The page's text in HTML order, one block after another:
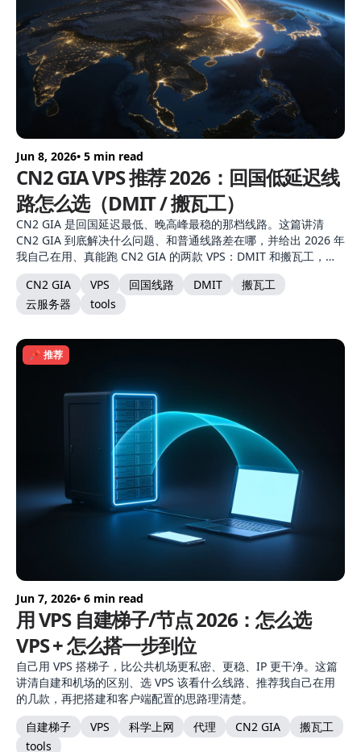
Jun 8, 2026• 5 min read
CN2 GIA VPS 推荐 2026：回国低延迟线
路怎么选（DMIT / 搬瓦工）
CN2 GIA 是回国延迟最低、晚高峰最稳的那档线路。这篇讲清
CN2 GIA 到底解决什么问题、和普通线路差在哪，并给出 2026 年
我自己在用、真能跑 CN2 GIA 的两款 VPS：DMIT 和搬瓦工，附
选购建议。
CN2 GIA VPS 回国线路 DMIT
搬瓦工
云服务器
tools
📌 推荐
Jun 7, 2026• 6 min read
用 VPS 自建梯子/节点 2026：怎么选
VPS + 怎么搭一步到位
自己用 VPS 搭梯子，比公共机场更私密、更稳、IP 更干净。这篇
讲清自建和机场的区别、选 VPS 该看什么线路、推荐我自己在用
的几款，再把搭建和客户端配置的思路理清楚。
自建梯子
VPS 科学上网 代理 CN2 GIA
搬瓦工
tools